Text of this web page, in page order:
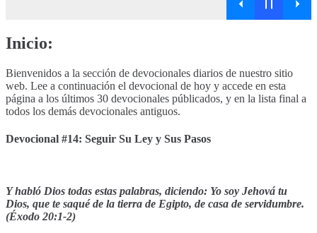
Inicio:
Bienvenidos a la sección de devocionales diarios de nuestro sitio
web. Lee a continuación el devocional de hoy y accede en esta
página a los últimos 30 devocionales públicados, y en la lista final a
todos los demás devocionales antiguos.
Devocional #14: Seguir Su Ley y Sus Pasos
Y habló Dios todas estas palabras, diciendo: Yo soy Jehová tu
Dios, que te saqué de la tierra de Egipto, de casa de servidumbre.
(Éxodo 20:1-2)